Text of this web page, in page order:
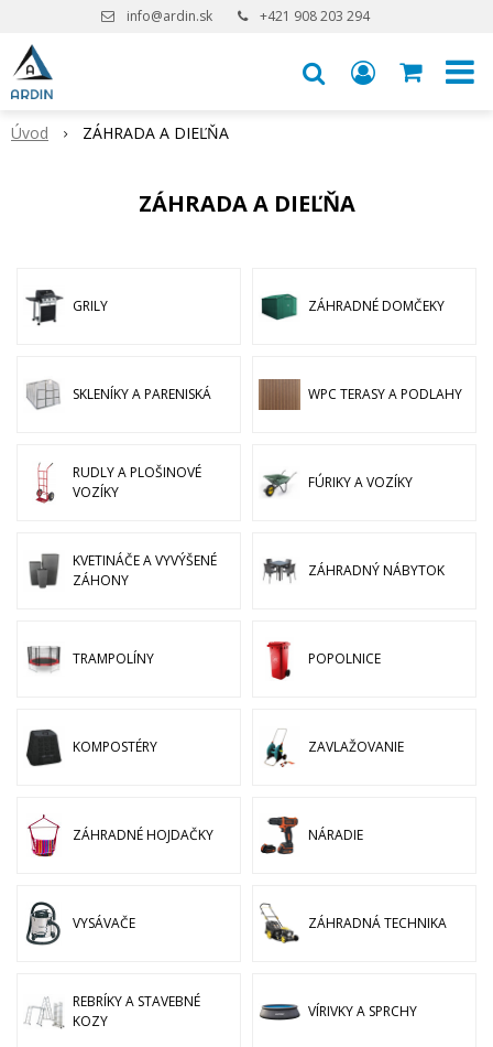
info@ardin.sk +421 908 203 294
Úvod ZÁHRADA A DIEĽŇA
ZÁHRADA A DIEĽŇA
GRILY ZÁHRADNÉ DOMČEKY
SKLENÍKY A PARENISKÁ WPC TERASY A PODLAHY
RUDLY A PLOŠINOVÉ
VOZÍKY
FÚRIKY A VOZÍKY
KVETINÁČE A VYVÝŠENÉ
ZÁHONY
ZÁHRADNÝ NÁBYTOK
TRAMPOLÍNY POPOLNICE
KOMPOSTÉRY ZAVLAŽOVANIE
ZÁHRADNÉ HOJDAČKY NÁRADIE
VYSÁVAČE ZÁHRADNÁ TECHNIKA
REBRÍKY A STAVEBNÉ
KOZY
VÍRIVKY A SPRCHY